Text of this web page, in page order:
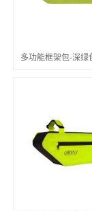
多功能框架包-深绿